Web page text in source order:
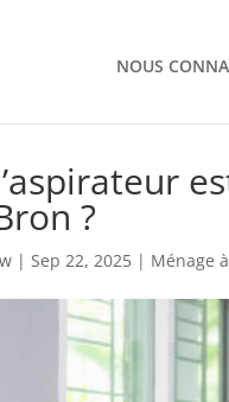
NOUS
?
|Sep 22, 2025 | Ménage